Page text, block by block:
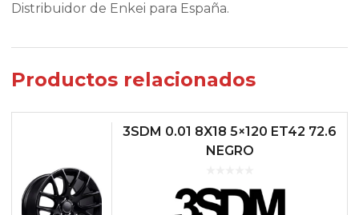
Distribuidor de Enkei para España.
Productos relacionados
3SDM 0.01 8X18 5×120 ET42 72.6
NEGRO